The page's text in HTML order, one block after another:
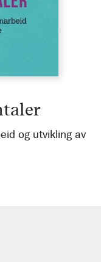
og utvikling av